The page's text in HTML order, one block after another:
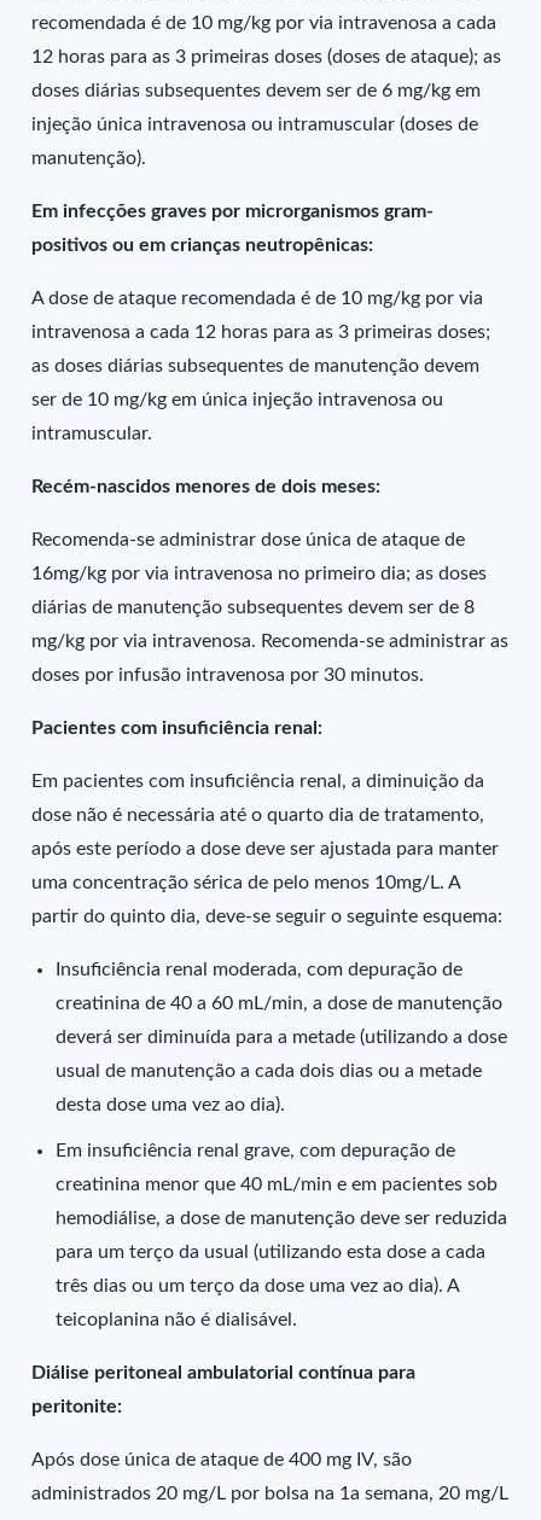
recomendada é de 10 mg/kg por via intravenosa a cada
12 horas para as 3 primeiras doses (doses de ataque); as
doses diárias subsequentes devem ser de 6 mg/kg em
injeção única intravenosa ou intramuscular (doses de
manutenção).
Em infecções graves por microrganismos gram-
positivos ou em crianças neutropênicas:
A dose de ataque recomendada é de 10 mg/kg por via
intravenosa a cada 12 horas para as 3 primeiras doses;
as doses diárias subsequentes de manutenção devem
ser de 10 mg/kg em única injeção intravenosa ou
intramuscular.
Recém-nascidos menores de dois meses:
Recomenda-se administrar dose única de ataque de
16mg/kg por via intravenosa no primeiro dia; as doses
diárias de manutenção subsequentes devem ser de 8
mg/kg por via intravenosa. Recomenda-se administrar as
doses por infusão intravenosa por 30 minutos.
Pacientes com insuficiência renal:
Em pacientes com insuficiência renal, a diminuição da
dose não é necessária até o quarto dia de tratamento,
após este período a dose deve ser ajustada para manter
uma concentração sérica de pelo menos 10mg/L. A
partir do quinto dia, deve-se seguir o seguinte esquema:
Insuficiência renal moderada, com depuração de
creatinina de 40 a 60 mL/min, a dose de manutenção
deverá ser diminuída para a metade (utilizando a dose
usual de manutenção a cada dois dias ou a metade
desta dose uma vez ao dia).
Em insuficiência renal grave, com depuração de
creatinina menor que 40 mL/min e em pacientes sob
hemodiálise, a dose de manutenção deve ser reduzida
para um terço da usual (utilizando esta dose a cada
três dias ou um terço da dose uma vez ao dia). A
teicoplanina não é dialisável.
Diálise peritoneal ambulatorial contínua para
peritonite:
Após dose única de ataque de 400 mg IV, são
administrados 20 mg/L por bolsa na 1a semana, 20 mg/L